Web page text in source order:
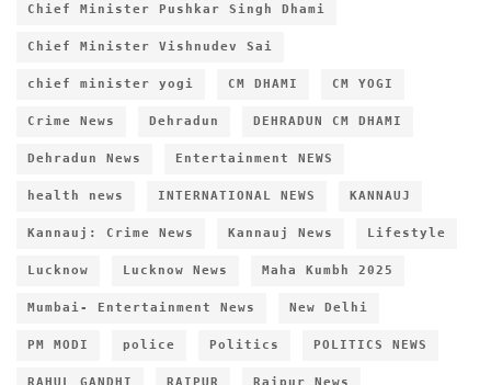
Chief Minister Pushkar Singh Dhami
Chief Minister Vishnudev Sai
chief minister yogi CM DHAMI CM YOGI
Crime News Dehradun DEHRADUN CM DHAMI
Dehradun News Entertainment NEWS
health news INTERNATIONAL NEWS KANNAUJ
Kannauj: Crime News Kannauj News Lifestyle
Lucknow Lucknow News Maha Kumbh 2025
Mumbai- Entertainment News New Delhi
PM MODI police Politics POLITICS NEWS